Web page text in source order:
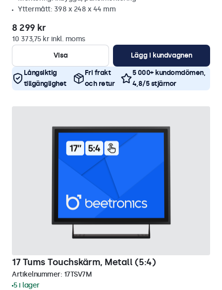
Yttermått: 398 x 248 x 44 mm
8 299 kr
10 373,75 kr inkl. moms
Visa
Lägg i kundvagnen
Långsiktig
tillgänglighet
Fri frakt
och retur
5 000+ kundomdömen,
4,8/5 stjärnor
17 Tums Touchskärm, Metall (5:4)
Artikelnummer: 17TSV7M
5 i lager